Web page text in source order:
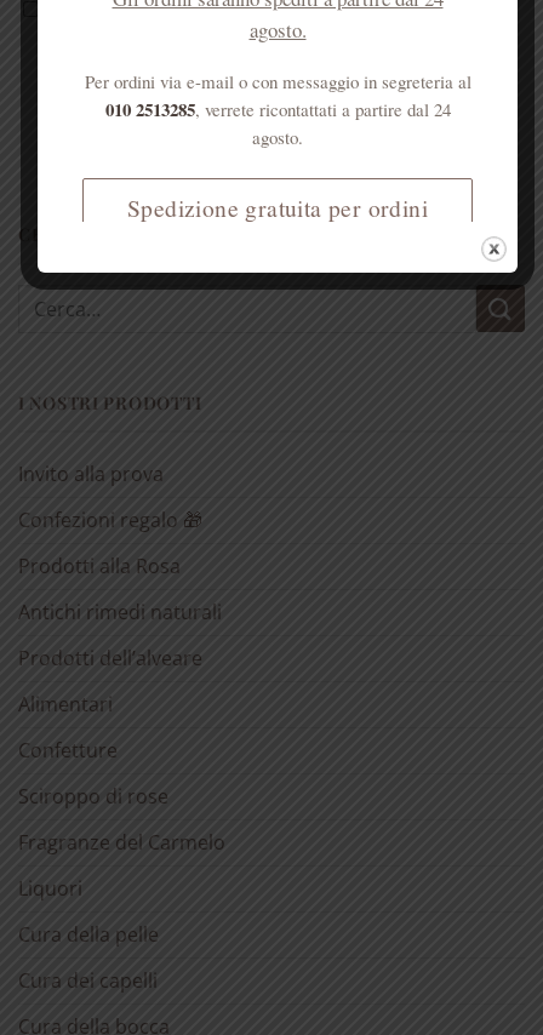
Do il consenso al trattamento dei miei dati in base
alla Tutela della Privacy per la ricezione della
commerciali dalla Farmacia S. Anna. *
CERCA NEL SITO
Cerca:
I NOSTRI PRODOTTI
Invito alla prova
Confezioni regalo 🎁
Prodotti alla Rosa
Antichi rimedi naturali
Prodotti dell’alveare
Alimentari
Confetture
Sciroppo di rose
Fragranze del Carmelo
Liquori
Cura della pelle
Cura dei capelli
Cura della bocca
agosto.
Per ordini via e-mail o con messaggio in segreteria al
010 2513285, verrete ricontattati a partire dal 24
agosto.
Spedizione gratuita per ordini